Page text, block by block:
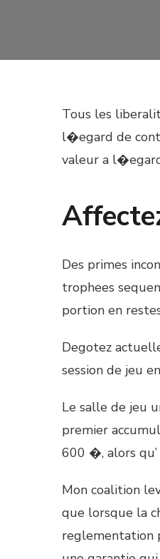
Tous les
l�egard de
valeur a
Des primes
trophees
portion en
Degotez
session de jeu
Le salle de jeu
premier
600 �, alors
Mon coalition
que lorsque la
reglementation